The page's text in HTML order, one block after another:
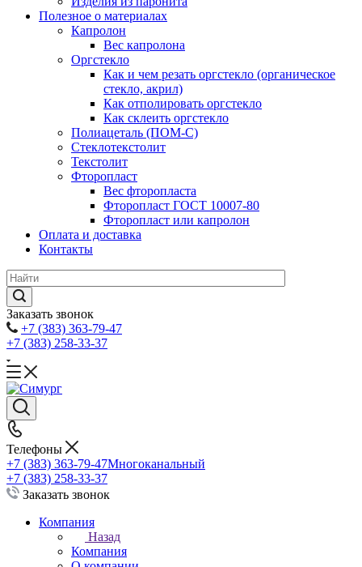
Полезное о материалах
Капролон
Вес капролона
Оргстекло
Как и чем резать оргстекло (органическое
стекло, акрил)
Как отполировать оргстекло
Как склеить оргстекло
Полиацеталь (ПОМ-С)
Стеклотекстолит
Текстолит
Фторопласт
Вес фторопласта
Фторопласт ГОСТ 10007-80
Фторопласт или капролон
Оплата и доставка
Контакты
Заказать звонок
+7 (383) 363-79-47
+7 (383) 258-33-37
Телефоны
+7 (383) 363-79-47Многоканальный
+7 (383) 258-33-37
Заказать звонок
Компания
Назад
Компания